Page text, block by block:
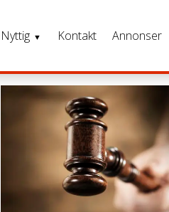
Nyttig Kontakt Annonser